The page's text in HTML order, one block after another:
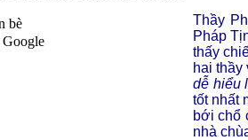
bè
Google
Thầy
Pháp
thấy
hai
dễ hiểu
tốt nhất
bới chổ
nhà